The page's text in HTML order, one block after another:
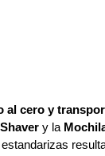
al cero y
y la